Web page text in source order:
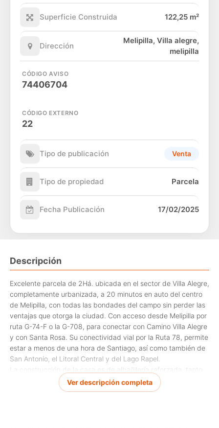
Superficie Construida 122,25 m²
Dirección
Melipilla, Villa alegre,
melipilla
CÓDIGO AVISO
74406704
CÓDIGO EXTERNO
22
Tipo de publicación Venta
Tipo de propiedad Parcela
Fecha Publicación 17/02/2025
Descripción
Excelente parcela de 2Há. ubicada en el sector de Villa Alegre,
completamente urbanizada, a 20 minutos en auto del centro
de Melipilla, con todas las bondades del campo sin perder las
ventajas que otorga la ciudad. Con acceso desde Melipilla por
ruta G-74-F o la G-708, para conectar con Camino Villa Alegre
y con Santa Rosa. Su conectividad vial por la Ruta 78, permite
estar a menos de una hora de Santiago, así como también de
San Antonio, el Litoral Central y del Lago Rapel.
La construcción de la casa es de albañilería reforzada, tanto
en sus muros perimetrales como en las divisiones interiores,
con una superficie de 122.25 M2. Sus vigas, tanto interiores
Ver descripción completa